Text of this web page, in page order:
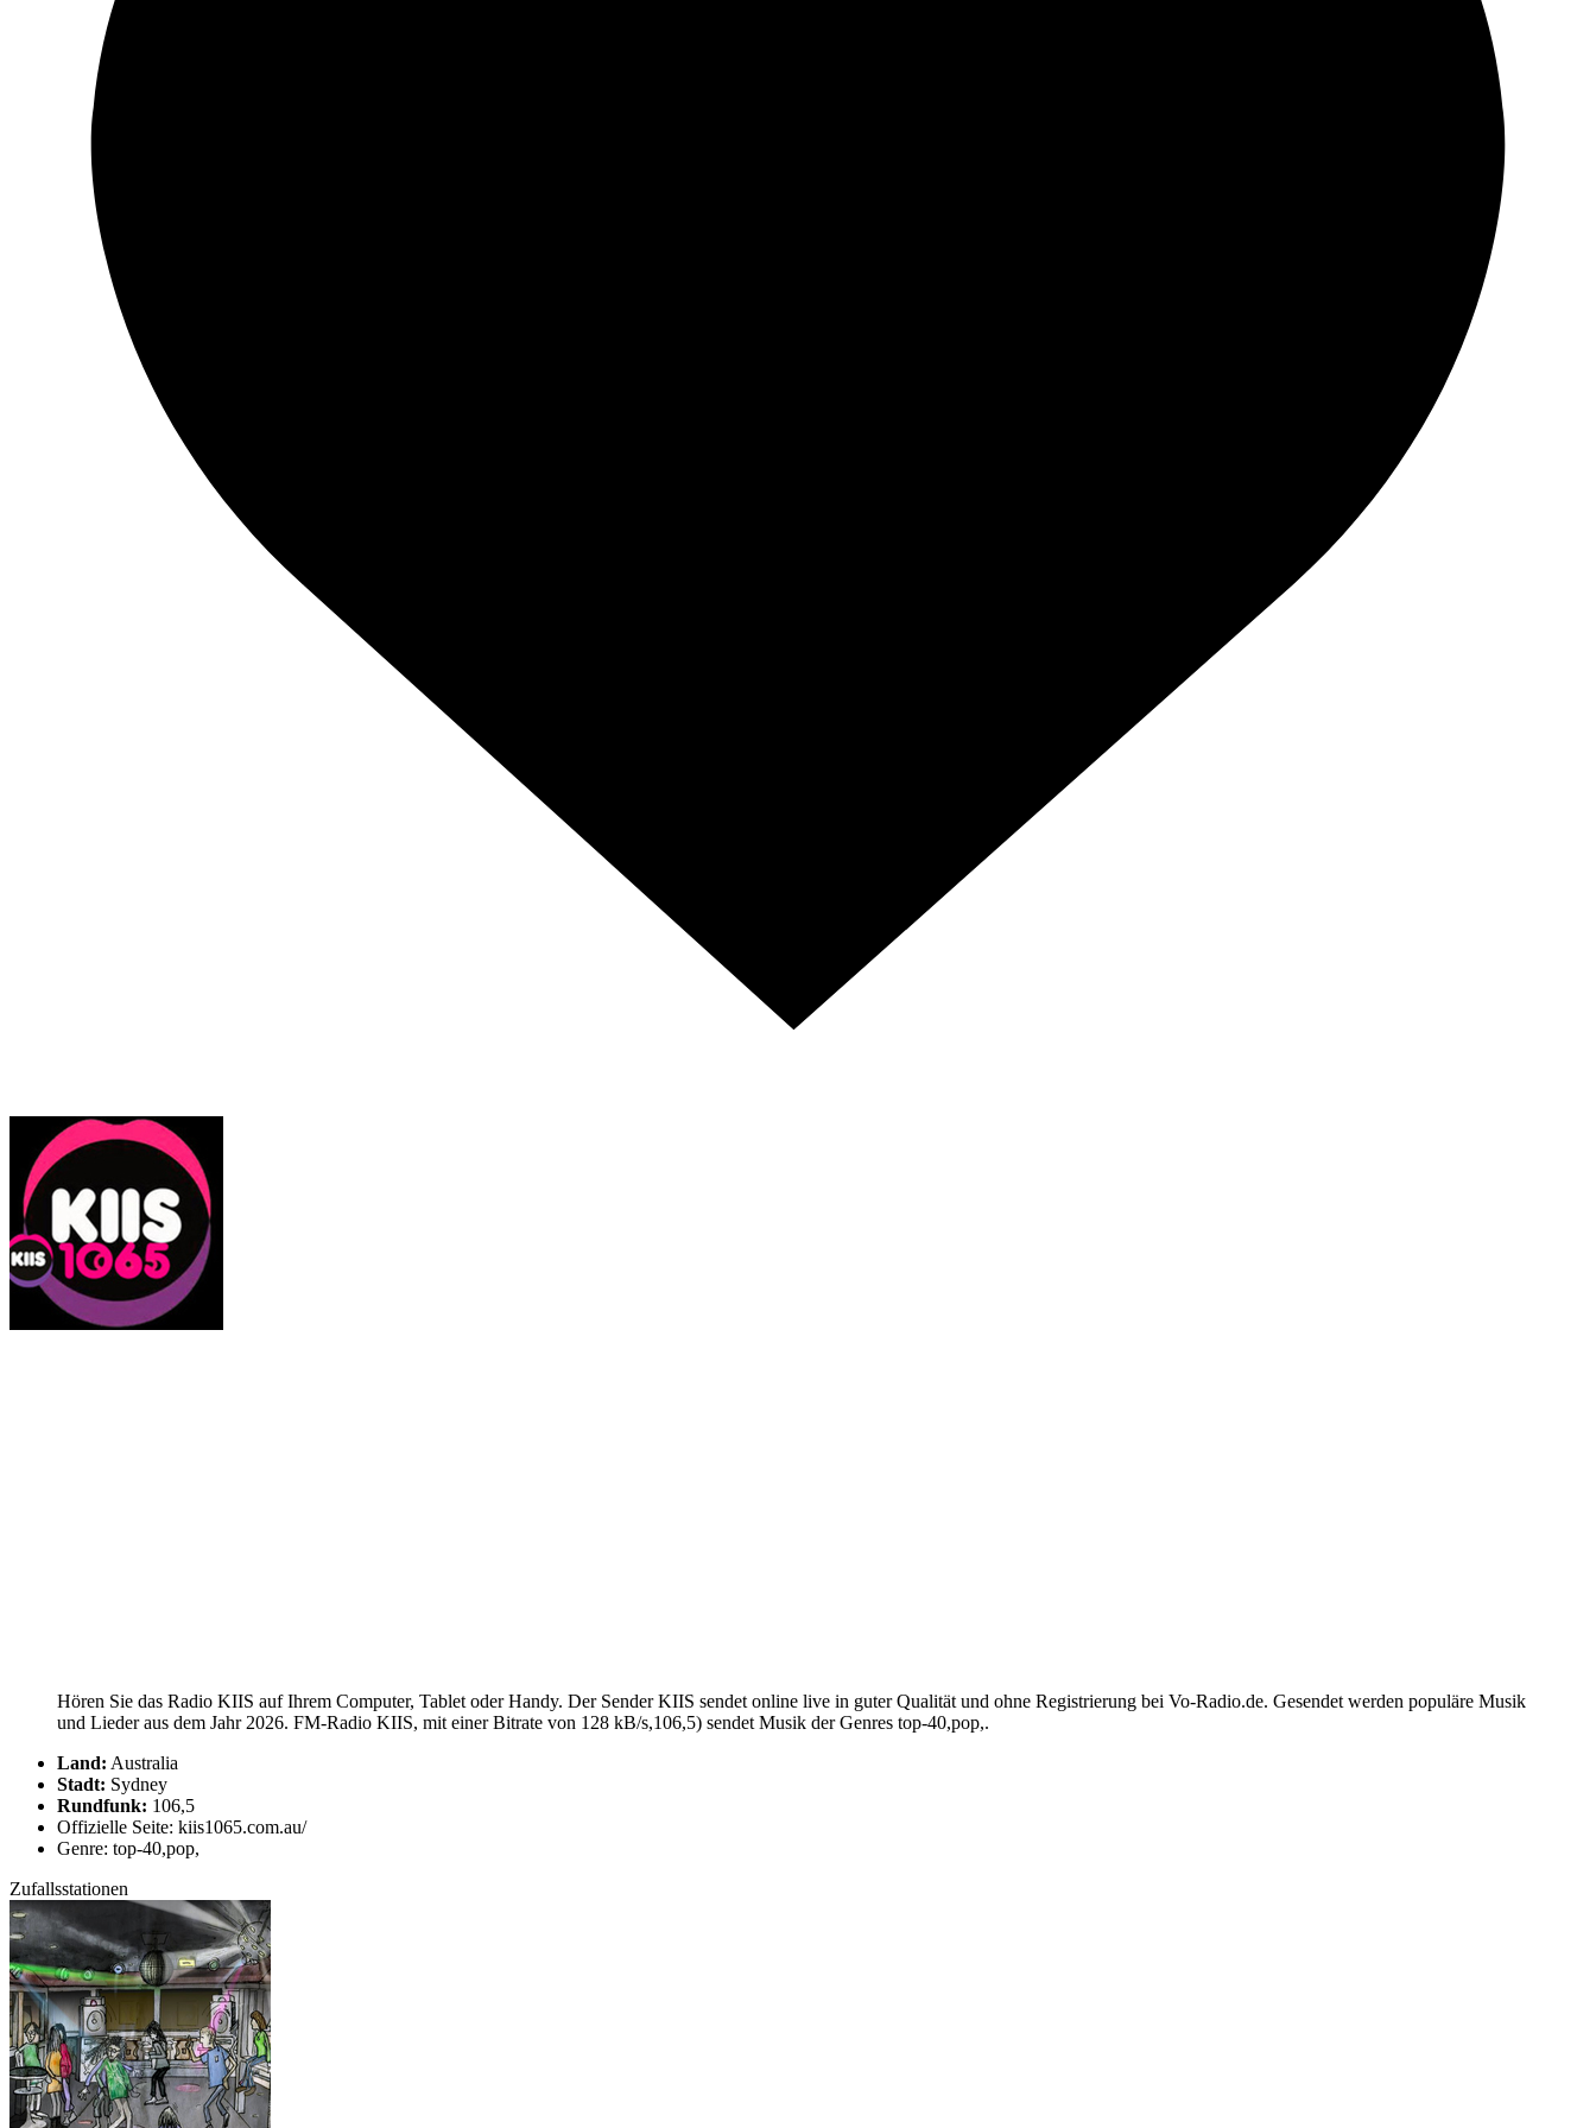
Hören Sie das Radio KIIS auf Ihrem Computer, Tablet oder Handy. Der Sender KIIS sendet online live in guter Qualität und ohne Registrierung bei Vo-Radio.de. Gesendet werden populäre Musik
und Lieder aus dem Jahr 2026. FM-Radio KIIS, mit einer Bitrate von 128 kB/s,106,5) sendet Musik der Genres top-40,pop,.
Land: Australia
Stadt: Sydney
Rundfunk: 106,5
Offizielle Seite: kiis1065.com.au/
Genre: top-40,pop,
Zufallsstationen